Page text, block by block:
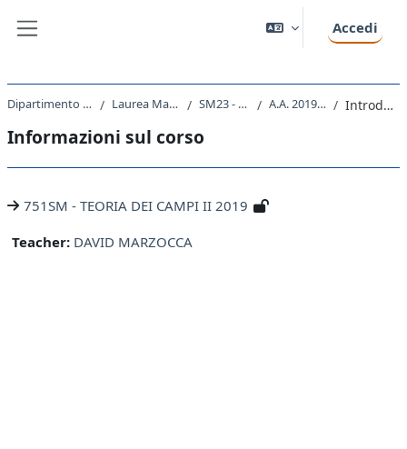
Accedi
Dipartimento di Fisica Laurea Magistrale SM23 - FISICA A.A. 2019 - 2020 Introduzione
Informazioni sul corso
751SM - TEORIA DEI CAMPI II 2019
Teacher: DAVID MARZOCCA